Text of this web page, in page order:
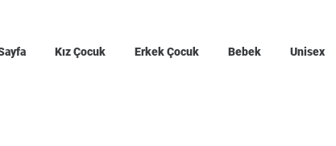
Kız Çocuk Erkek Çocuk Bebek Unisex